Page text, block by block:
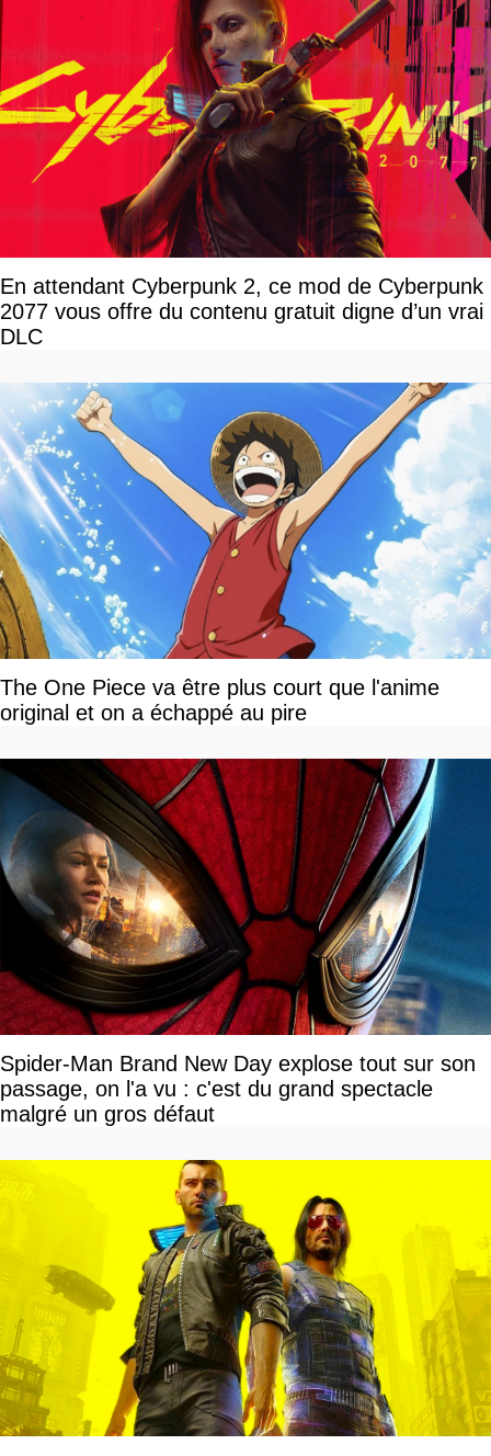
En attendant Cyberpunk 2, ce mod de Cyberpunk
2077 vous offre du contenu gratuit digne d’un vrai
DLC
The One Piece va être plus court que l'anime
original et on a échappé au pire
Spider-Man Brand New Day explose tout sur son
passage, on l'a vu : c'est du grand spectacle
malgré un gros défaut